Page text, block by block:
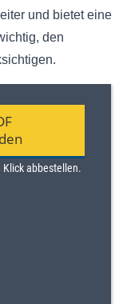
und bietet eine
den